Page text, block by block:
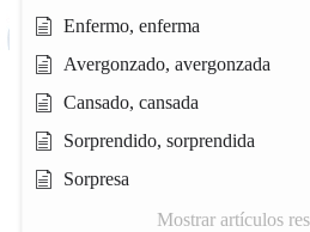
Enfermo, enferma
Avergonzado, avergonzada
Cansado, cansada
Sorprendido, sorprendida
Sorpresa
Mostrar artículos